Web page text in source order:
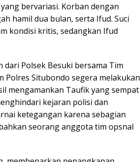
bervariasi. Korban dengan
hamil dua bulan, serta Ifud. Suci
kondisi kritis, sedangkan Ifud
Polsek Besuki bersama Tim
Polres Situbondo segera melakukan
mengamankan Taufik yang sempat
kejaran polisi dan
ketegangan karena sebagian
seorang anggota tim opsnal